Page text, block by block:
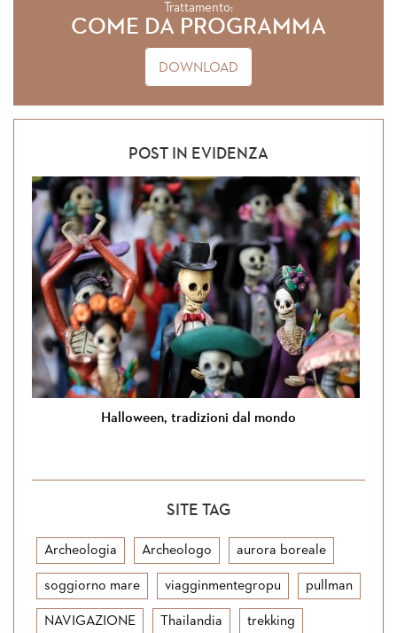
Trattamento:
COME DA PROGRAMMA
DOWNLOAD
POST IN EVIDENZA
Halloween, tradizioni dal mondo
SITE TAG
Archeologia Archeologo aurora boreale
soggiorno mare viagginmentegropu pullman
NAVIGAZIONE Thailandia trekking